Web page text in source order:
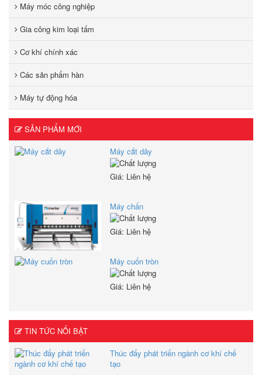
Máy móc công nghiệp
Gia công kim loại tấm
Cơ khí chính xác
Các sản phẩm hàn
Máy tự động hóa
SẢN PHẨM MỚI
Máy cắt dây
Giá: Liên hệ
Máy chấn
Giá: Liên hệ
Máy cuốn tròn
Giá: Liên hệ
TIN TỨC NỔI BẬT
Thúc đẩy phát triển ngành cơ khí chế
tạo